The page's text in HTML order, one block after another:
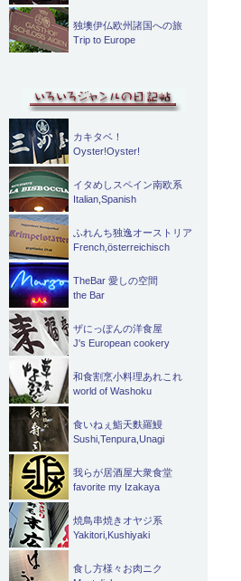
独墺伊仏欧州諸国への旅
Trip to Europe
カキタベ！
Oyster!Oyster!
イタめしスペイン南欧系
Italian,Spanish
ふれんち独逸オーストリア
French,österreichisch
TheBar 愛しの空間
the Bar
ザにっぽんの洋食屋
J's European cookery
和食割烹小料理あれこれ
world of Washoku
食いねぇ鮨天麩羅鰻
Sushi,Tenpura,Unagi
我らが居酒屋大衆食堂
favorite my Izakaya
焼鳥串焼きオヤジ系
Yakitori,Kushiyaki
食し方様々お肉ニク